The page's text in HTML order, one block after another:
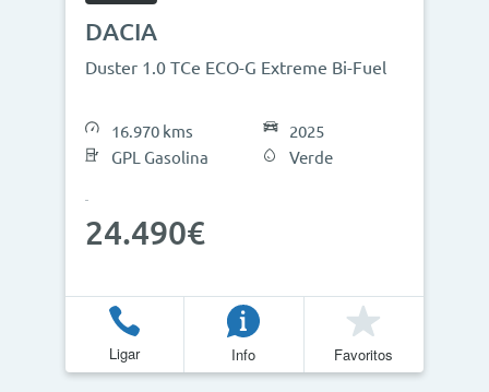
DACIA
Duster 1.0 TCe ECO-G Extreme Bi-Fuel
16.970 kms
GPL Gasolina
2025
Verde
24.490€
Ligar Info Favoritos